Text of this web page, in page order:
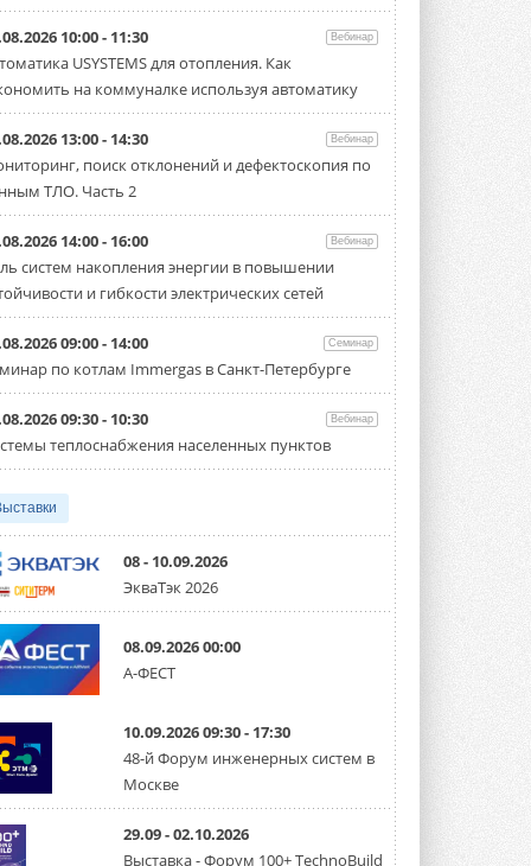
Samsung выпускает VRF-
систему DVM на R32
Линейка включает семь типоразмеров
производительностью от 22,4 до 56 кВт.
Суммарная длина трубопроводов ...
«СиСофт Девелопмент» подвел
итоги конкурса студенческих
проектов «ТИМ-лидеры 2026»
Новый сезон конкурса «ТИМ-лидеры»
стартует уже в сентябре 2026 года ...
3 АВГУСТА 2026
«Русклимат» укрепляет
партнёрство за Уралом
Президент Омского землячества в
Москве Михаил Тимошенко посетил
Омск с трёхдневным рабочим визитом ...
Carrier модернизирует
флагманский чиллер AquaEdge
работающую на хладагенте R1234ze ...
Mitsubishi расширяет
направление систем
Mitsubishi Electric создаёт в США новую
компанию MEHITS US Inc. ...
США запретили использование
иностранных инверторов
28 июля 2026 года Федеральная
комиссия по связи США (FCC) обновила
свой специальный перечень Covered ...
31 ИЮЛЯ 2026
10:00 - 11:30 Вебинар
USYSTEMS для отопления. Как
на коммуналке используя автоматику
13:00 - 14:30 Вебинар
поиск отклонений и дефектоскопия по
ТЛО. Часть 2
14:00 - 16:00 Вебинар
систем накопления энергии в повышении
и гибкости электрических сетей
09:00 - 14:00 Семинар
по котлам Immergas в Санкт-Петербурге
09:30 - 10:30 Вебинар
теплоснабжения населенных пунктов
08 - 10.09.2026
ЭкваТэк 2026
08.09.2026 00:00
А-ФЕСТ
10.09.2026 09:30 - 17:30
48-й Форум инженерных систем в
Москве
29.09 - 02.10.2026
Выставка - Форум 100+ TechnoBuild